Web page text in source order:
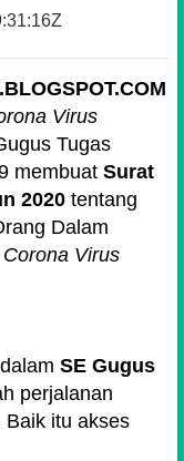
Virus
Tugas
membuat Surat
2020 tentang
Dalam
Corona Virus
SE Gugus
perjalanan
Baik itu akses